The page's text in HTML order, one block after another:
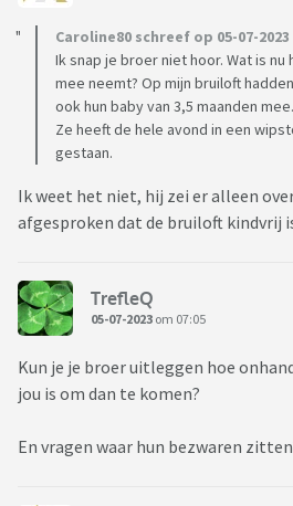
Caroline80 schreef op 05-07-2023
Ik snap je broer niet hoor. Wat is
mee neemt? Op mijn bruiloft
ook hun baby van 3,5 maanden
Ze heeft de hele avond in een
gestaan.
Ik weet het niet, hij zei er alleen
afgesproken dat de bruiloft kindvrij
TrefleQ
05-07-2023 om 07:05
Kun je je broer uitleggen hoe
jou is om dan te komen?
En vragen waar hun bezwaren